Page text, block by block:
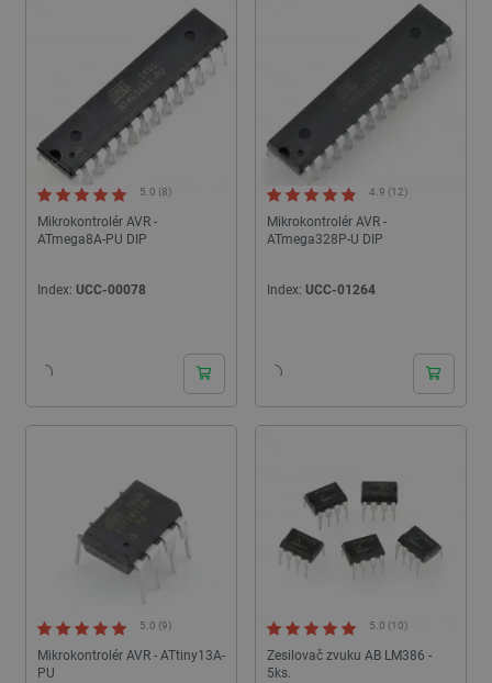
jsou obzvláště populární mikrokontroléry AVR.
Mikrokontrolér AVR -
ATmega8A-PU DIP
5.0 (8)
Index: UCC-00078
Mikrokontrolér AVR -
ATmega328P-U DIP
4.9 (12)
Index: UCC-01264
Mikrokontrolér AVR - ATtiny13A-
PU
5.0 (9)
Zesilovač zvuku AB LM386 -
5ks.
5.0 (10)